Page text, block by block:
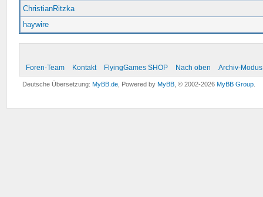
ChristianRitzka
haywire
Foren-Team Kontakt FlyingGames SHOP Nach oben Archiv-Modus
Deutsche Übersetzung:MyBB.de , Powered byMyBB , © 2002-2026MyBB Group